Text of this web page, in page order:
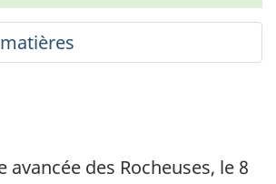
avancée des Rocheuses, le 8